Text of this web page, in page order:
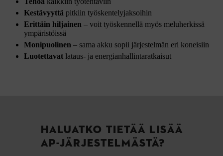
Kestävyyttä pitkiin työskentelyjaksoihin
Erittäin hiljainen – voit työskennellä myös meluherkissä
ympäristöissä
Monipuolinen – sama akku sopii järjestelmän eri koneisiin
Luotettavat lataus- ja energianhallintaratkaisut
HALUATKO TIETÄÄ LISÄÄ
AP-JÄRJESTELMÄSTÄ?